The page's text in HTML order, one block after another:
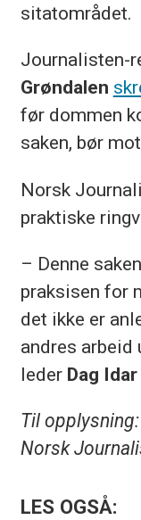
sitatområdet.
Journalisten-
Grøndalen
før dommen
saken, bør
Norsk
praktiske
– Denne
praksisen for
det ikke er
andres arbeid
leder Dag
Til
Norsk
LES OGSÅ: